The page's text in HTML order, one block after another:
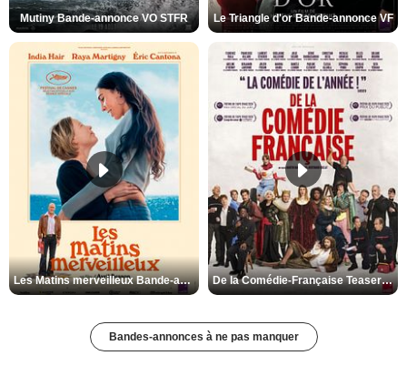
Mutiny Bande-annonce VO STFR Le Triangle d'or Bande-annonce VF
Les Matins merveilleux Bande-annonce VF De la Comédie-Française Teaser VF
Bandes-annonces à ne pas manquer